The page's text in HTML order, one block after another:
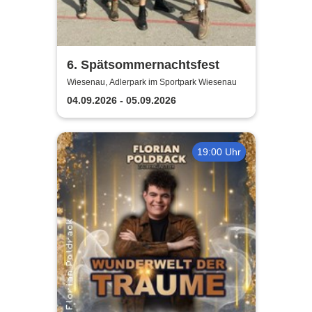
6. Spätsommernachtsfest
Wiesenau, Adlerpark im Sportpark Wiesenau
04.09.2026 - 05.09.2026
19:00 Uhr